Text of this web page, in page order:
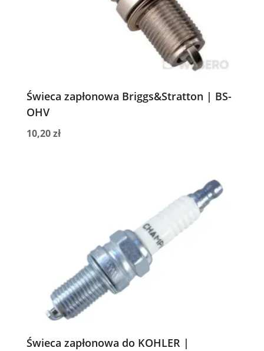
Świeca zapłonowa Briggs&Stratton | BS-
OHV
10,20zł
Świeca zapłonowa do KOHLER |